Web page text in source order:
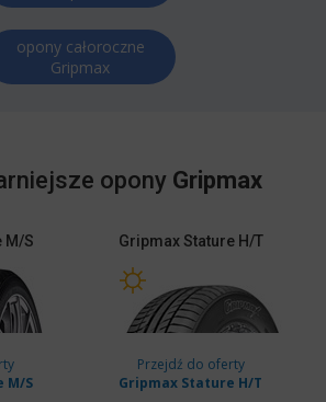
opony całoroczne
Gripmax
opony Gripmax
M/S
M/S
GripmaxStature H/T
Przejdź do oferty
Gripmax Stature H/T